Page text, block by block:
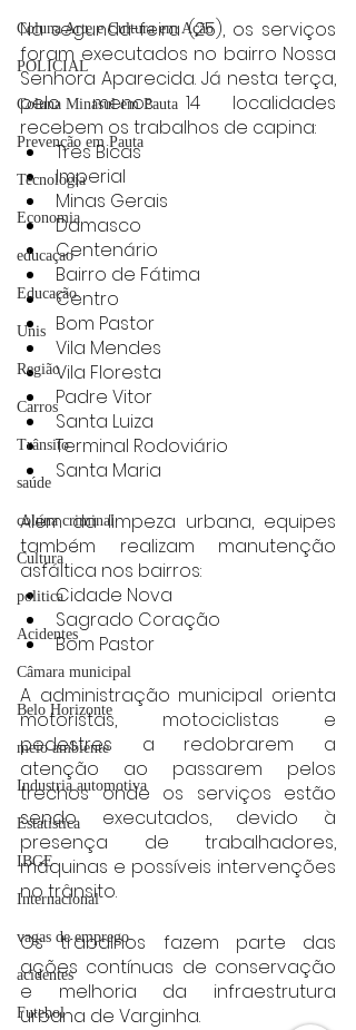
Coluna Arte e Cultura em Ação
POLICIAL
Coluna Minasul em Pauta
Prevenção em Pauta
Tecnologia
Economia
educaçao
Educação
Unis
Região
Carros
Trânsito
saúde
coluna criminal
Cultura
politica
Acidentes
Câmara municipal
Belo Horizonte
meio ambiente
Industria automotiva
Estatística
IBGE
Internacional
vagas de emprego
acidentes
Futebol
Na segunda-feira (25), os serviços
foram executados no bairro Nossa
Senhora Aparecida. Já nesta terça,
pelo menos 14 localidades
recebem os trabalhos de capina:
Três Bicas
Imperial
Minas Gerais
Damasco
Centenário
Bairro de Fátima
Centro
Bom Pastor
Vila Mendes
Vila Floresta
Padre Vitor
Santa Luiza
Terminal Rodoviário
Santa Maria
Além da limpeza urbana, equipes
também realizam manutenção
asfáltica nos bairros:
Cidade Nova
Sagrado Coração
Bom Pastor
A administração municipal orienta
motoristas, motociclistas e
pedestres a redobrarem a
atenção ao passarem pelos
trechos onde os serviços estão
sendo executados, devido à
presença de trabalhadores,
máquinas e possíveis intervenções
no trânsito.
Os trabalhos fazem parte das
ações contínuas de conservação
e melhoria da infraestrutura
urbana de Varginha.